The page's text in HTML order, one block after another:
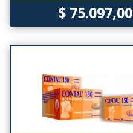
$ 75.097,00